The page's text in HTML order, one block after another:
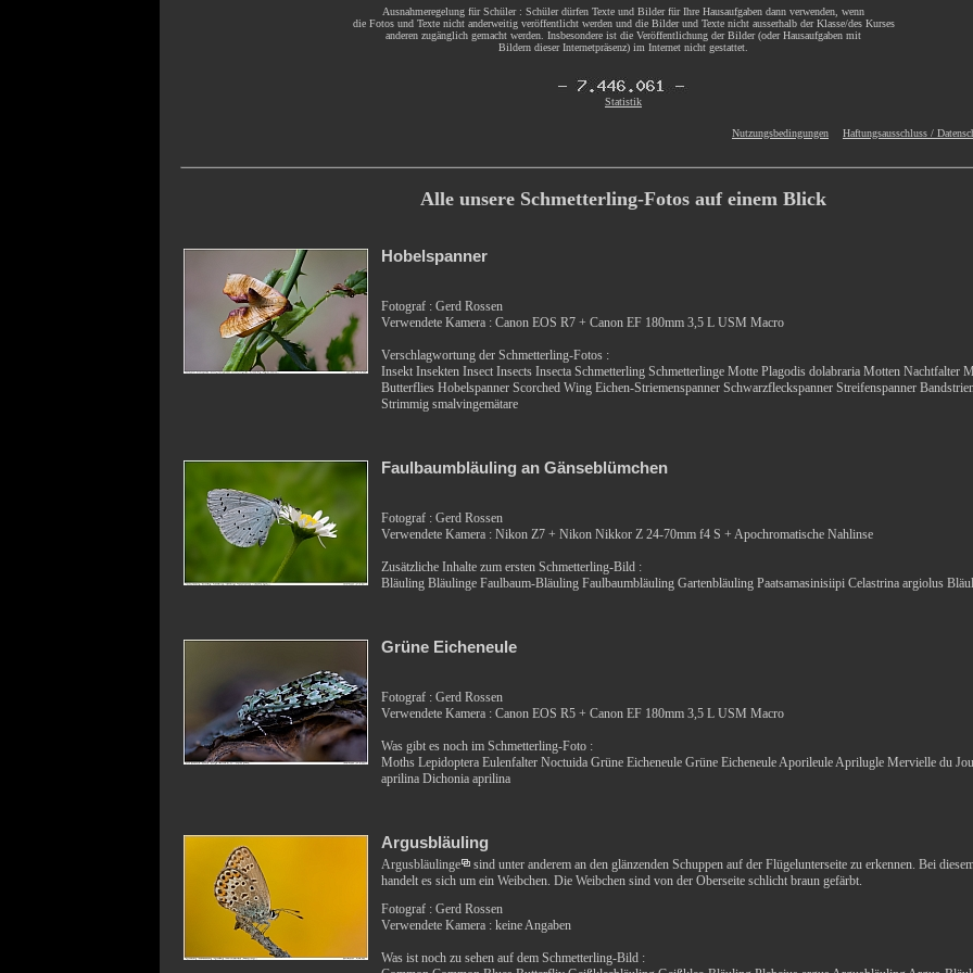
Ausnahmeregelung für Schüler : Schüler dürfen Texte und Bilder für Ihre Hausaufgaben dann verwenden, wenn
die Fotos und Texte nicht anderweitig veröffentlicht werden und die Bilder und Texte nicht ausserhalb der Klasse/des Kurses
anderen zugänglich gemacht werden. Insbesondere ist die Veröffentlichung der Bilder (oder Hausaufgaben mit
Bildern dieser Internetpräsenz) im Internet nicht gestattet.
Statistik
Nutzungsbedingungen Haftungsausschluss /
Alle unsere Schmetterling-Fotos auf einem Blick
Hobelspanner
Fotograf : Gerd Rossen
Verwendete Kamera : Canon EOS R7 + Canon EF 180mm 3,5 L USM Macro
Verschlagwortung der Schmetterling-Fotos :
Insekt Insekten Insect Insects Insecta Schmetterling Schmetterlinge Motte Plagodis dolabraria Motten Nachtfalter
Butterflies Hobelspanner Scorched Wing Eichen-Striemenspanner Schwarzfleckspanner Streifenspanner
Strimmig smalvingemätare
Faulbaumbläuling an Gänseblümchen
Fotograf : Gerd Rossen
Verwendete Kamera : Nikon Z7 + Nikon Nikkor Z 24-70mm f4 S + Apochromatische Nahlinse
Zusätzliche Inhalte zum ersten Schmetterling-Bild :
Bläuling Bläulinge Faulbaum-Bläuling Faulbaumbläuling Gartenbläuling Paatsamasinisiipi Celastrina argiolus
Grüne Eicheneule
Fotograf : Gerd Rossen
Verwendete Kamera : Canon EOS R5 + Canon EF 180mm 3,5 L USM Macro
Was gibt es noch im Schmetterling-Foto :
Moths Lepidoptera Eulenfalter Noctuida Grüne Eicheneule Grüne Eicheneule Aporileule Aprilugle Mervielle du
aprilina Dichonia aprilina
Argusbläuling
Argusbläulinge sind unter anderem an den glänzenden Schuppen auf der Flügelunterseite zu erkennen. Bei
handelt es sich um ein Weibchen. Die Weibchen sind von der Oberseite schlicht braun gefärbt.
Fotograf : Gerd Rossen
Verwendete Kamera : keine Angaben
Was ist noch zu sehen auf dem Schmetterling-Bild :